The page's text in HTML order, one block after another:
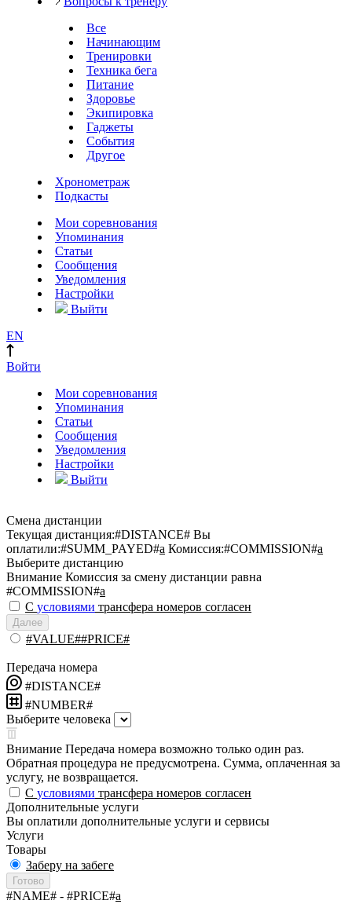
Все
Начинающим
Тренировки
Техника бега
Питание
Здоровье
Экипировка
Гаджеты
События
Другое
Хронометраж
Подкасты
Мои соревнования
Упоминания
Статьи
Сообщения
Уведомления
Настройки
Выйти
EN
Войти
Мои соревнования
Упоминания
Статьи
Сообщения
Уведомления
Настройки
Выйти
Смена дистанции
Текущая дистанция:#DISTANCE# Вы
оплатили:#SUMM_PAYED#a Комиссия:#COMMISSION#a
Выберите дистанцию
Внимание Комиссия за смену дистанции равна
#COMMISSION#a
С условиями трансфера номеров согласен
Далее
#VALUE##PRICE#
Передача номера
#DISTANCE#
#NUMBER#
Выберите человека
Внимание Передача номера возможно только один раз.
Обратная процедура не предусмотрена. Сумма, оплаченная за
услугу, не возвращается.
С условиями трансфера номеров согласен
Дополнительные услуги
Вы оплатили дополнительные услуги и сервисы
Услуги
Товары
Заберу на забеге
Готово
#NAME# - #PRICE#a